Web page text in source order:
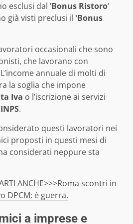
esclusi dal ‘Bonus Ristoro‘
già visti preclusi il ‘Bonus
occasionali che sono
che lavorano con
L’income annuale di molti di
la soglia che impone
Iva o l’iscrizione ai servizi
INPS.
questi lavoratori nei
proposti in questi mesi di
considerati neppure sta
ANCHE>>>Roma scontri in
DPCM: è guerra.
a imprese e